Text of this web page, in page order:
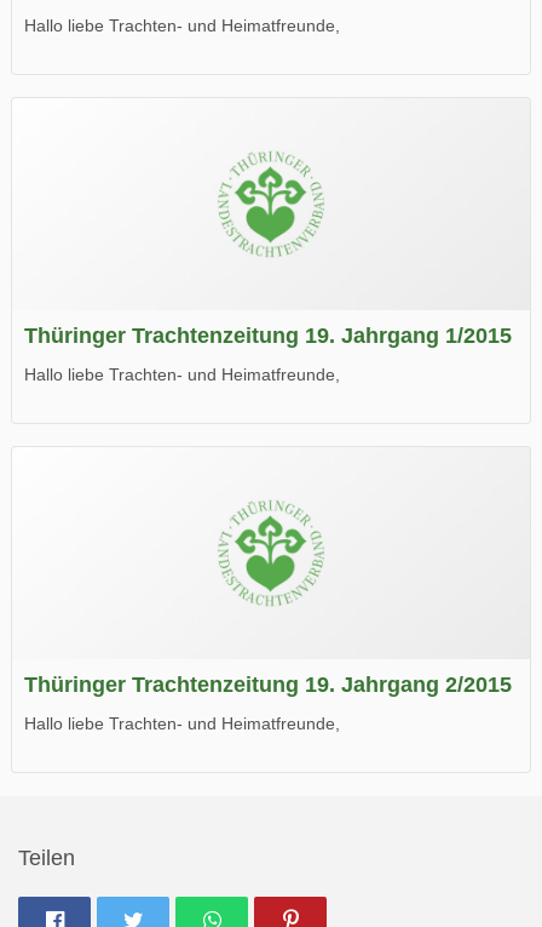
Hallo liebe Trachten- und Heimatfreunde,
Wir wünschen Euch viel Spaß beim Lesen.
Thüringer Trachtenzeitung 19. Jahrgang 1/2015
Hallo liebe Trachten- und Heimatfreunde,
Wir wünschen Euch viel Spaß beim Lesen.
Thüringer Trachtenzeitung 19. Jahrgang 2/2015
Hallo liebe Trachten- und Heimatfreunde,
Teilen